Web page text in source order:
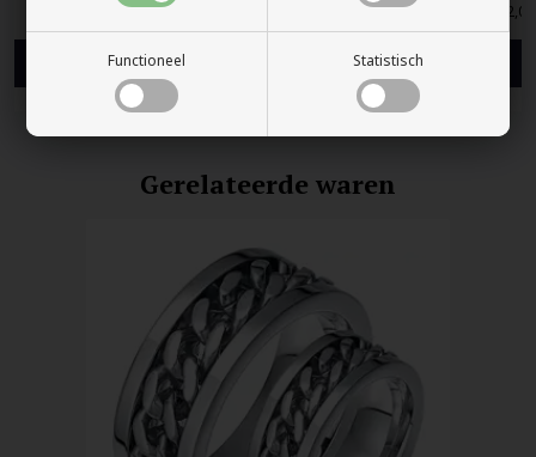
Functioneel Statistisch
40,00 EUR
Gerelateerde waren